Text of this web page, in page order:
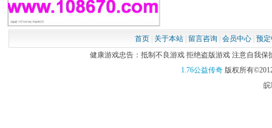
首页| 关于本站| 留言咨询 会员中心| 预
健康游戏忠告：抵制不良游戏 拒绝盗版游戏 注意自我保
1.76公益传奇版权所有
皖